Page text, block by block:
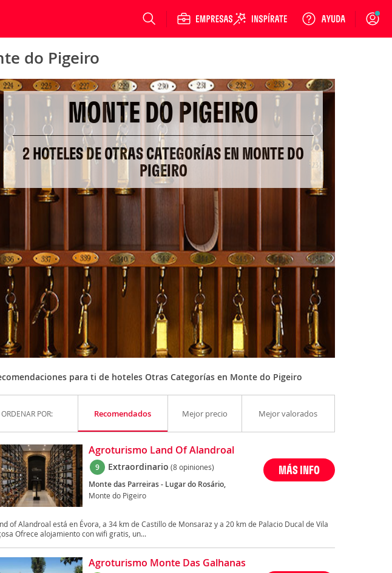
Login
do Pigeiro
MONTE DO PIGEIRO
2 HOTELES DE OTRAS CATEGORÍAS EN MONTE DO
PIGEIRO
para ti de hoteles Otras Categorías en Monte do Pigeiro
ORDENAR POR: Recomendados Mejor precio Mejor valorados
Agroturismo Land Of Alandroal
9 Extraordinario (8 opiniones)
Monte das Parreiras - Lugar do Rosário,
Monte do Pigeiro
MÁS INFO
of Alandroal está en Évora, a 34 km de Castillo de Monsaraz y a 20 km de Palacio Ducal de Vila
Ofrece alojamiento con wifi gratis, un...
Agroturismo Monte Das Galhanas